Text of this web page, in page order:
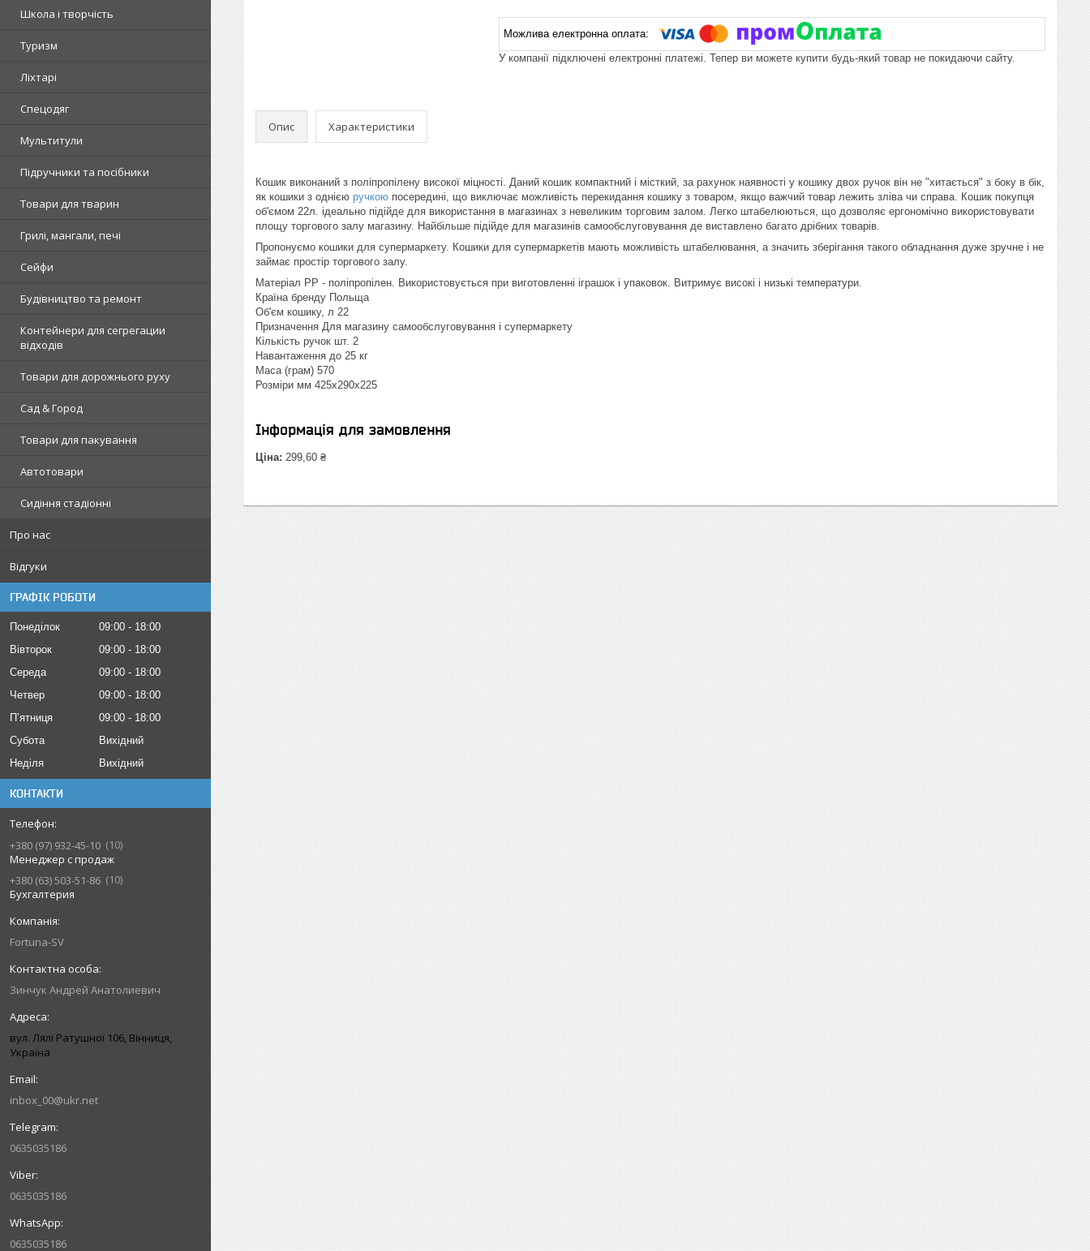
Школа і творчість
Туризм
Ліхтарі
Спецодяг
Мультитули
Підручники та посібники
Товари для тварин
Грилі, мангали, печі
Сейфи
Будівництво та ремонт
Контейнери для сегрегации
відходів
Товари для дорожнього руху
Сад & Город
Товари для пакування
Автотовари
Сидіння стадіонні
Про нас
Відгуки
ГРАФІК РОБОТИ
Понеділок 09:00
18:00
Вівторок
09:00
18:00
Середа
09:00
18:00
Четвер
09:00
18:00
Пʼятниця
09:00
18:00
Субота
Вихідний
Неділя
Вихідний
КОНТАКТИ
+380 (97) 932-45-10
10
Менеджер с продаж
+380 (63) 503-51-86
10
Бухгалтерия
Fortuna-SV
Зинчук Андрей Анатолиевич
вул. Лялі Ратушної 106, Вінниця,
Україна
inbox_00@ukr.net
0635035186
0635035186
0635035186
У компанії підключені електронні платежі. Тепер ви можете купити будь-який товар не покидаючи сайту.
Опис Характеристики
Кошик виконаний з поліпропілену високої міцності. Даний кошик компактний і місткий, за рахунок наявності у кошику двох ручок він не "хитається" з боку в бік,
як кошики з однією ручкою посередині, що виключає можливість перекидання кошику з товаром, якщо важчий товар лежить зліва чи справа. Кошик покупця
об'ємом 22л. ідеально підійде для використання в магазинах з невеликим торговим залом. Легко штабелюються, що дозволяє ергономічно використовувати
площу торгового залу магазину. Найбільше підійде для магазинів самообслуговування де виставлено багато дрібних товарів.
Пропонуємо кошики для супермаркету. Кошики для супермаркетів мають можливість штабелювання, а значить зберігання такого обладнання дуже зручне і не
займає простір торгового залу.
Матеріал PP - поліпропілен. Використовується при виготовленні іграшок і упаковок. Витримує високі і низькі температури.
Країна бренду Польща
Об'єм кошику, л 22
Призначення Для магазину самообслуговування і супермаркету
Кількість ручок шт. 2
Навантаження до 25 кг
Маса (грам) 570
Розміри мм 425x290x225
Інформація для замовлення
Ціна: 299,60 ₴